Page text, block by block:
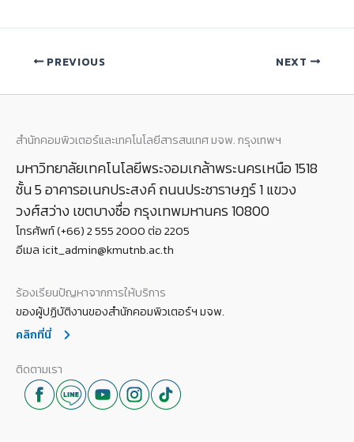
PREVIOUS NEXT
สำนักคอมพิวเตอร์และเทคโนโลยีสารสนเทศ มจพ. กรุงเทพฯ
มหาวิทยาลัยเทคโนโลยีพระจอมเกล้าพระนครเหนือ 1518
ชั้น 5 อาคารอเนกประสงค์ ถนนประชาราษฎร์ 1 แขวง
วงศ์สว่าง เขตบางซื่อ กรุงเทพมหานคร 10800
โทรศัพท์ (+66) 2 555 2000 ต่อ 2205
อีเมล icit_admin@kmutnb.ac.th
ร้องเรียนปัญหาจากการให้บริการ
ของผู้ปฏิบัติงานของสำนักคอมพิวเตอร์ฯ มจพ.
คลิกที่นี่
ติดตามเรา